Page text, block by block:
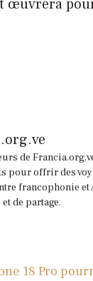
œuvrera
de
pour offrir des
francophonie et
de partage.
18 Pro